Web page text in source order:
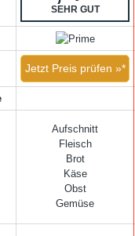
SEHR GUT
Jetzt Preis prüfen »*
Aufschnitt
Fleisch
Brot
Käse
Obst
Gemüse